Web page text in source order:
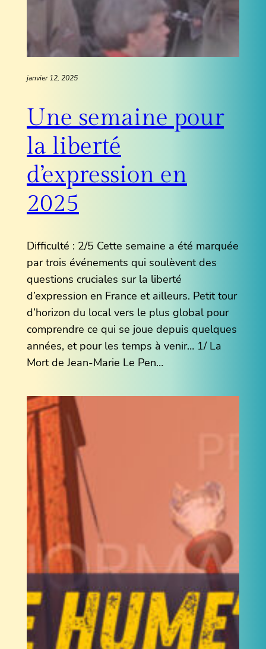
janvier 12, 2025
Une semaine pour
la liberté
d’expression en
2025
Difficulté : 2/5 Cette semaine a été marquée
par trois événements qui soulèvent des
questions cruciales sur la liberté
d’expression en France et ailleurs. Petit tour
d’horizon du local vers le plus global pour
comprendre ce qui se joue depuis quelques
années, et pour les temps à venir… 1/ La
Mort de Jean-Marie Le Pen…